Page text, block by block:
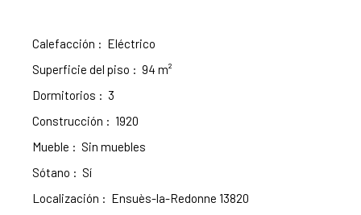
Calefacción : Eléctrico
Superficie del piso : 94 m²
Dormitorios : 3
Construcción : 1920
Mueble : Sin muebles
Sótano : Sí
Localización : Ensuès-la-Redonne 13820